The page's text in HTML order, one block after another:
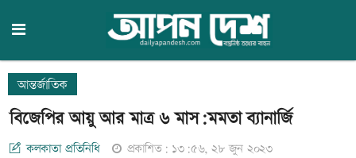
আন্তর্জাতিক
বিজেপির আয়ু আর মাত্র ৬ মাস:মমতা ব্যানার্জি
কলকাতা প্রতিনিধি প্রকাশিত: ১৩:৫৬, ২৮ জুন ২০২৩